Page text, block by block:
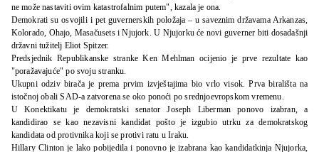
ne može nastaviti ovim katastrofalnim putem", kazala je ona.
Demokrati su osvojili i pet guvernerskih položaja – u saveznim državama Arkanzas,
Kolorado, Ohajo, Masačusets i Njujork. U Njujorku će novi guverner biti dosadašnji
državni tužitelj Eliot Spitzer.
Predsjednik Republikanske stranke Ken Mehlman ocijenio je prve rezultate kao
"poražavajuće" po svoju stranku.
Ukupni odziv birača je prema prvim izvještajima bio vrlo visok. Prva birališta na
istočnoj obali SAD-a zatvorena se oko ponoći po srednjoevropskom vremenu.
U Konektikatu je demokratski senator Joseph Liberman ponovo izabran, a
kandidirao se kao nezavisni kandidat pošto je izgubio utrku za demokratskog
kandidata od protivnika koji se protivi ratu u Iraku.
Hillary Clinton je lako pobijedila i ponovno je izabrana kao kandidatkinja Njujorka,